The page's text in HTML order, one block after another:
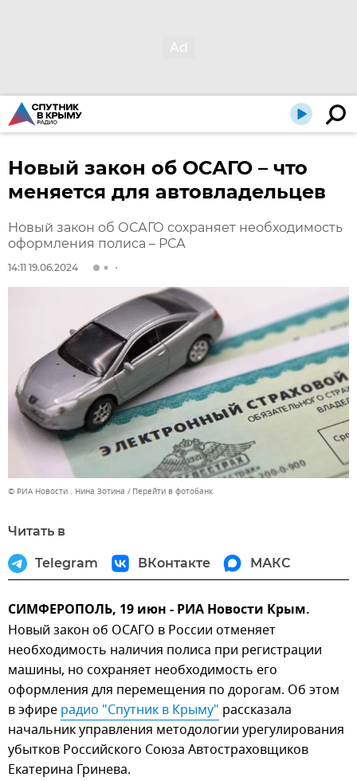
Новый закон об ОСАГО – что
меняется для автовладельцев
Новый закон об ОСАГО сохраняет необходимость
оформления полиса – РСА
14:11 19.06.2024
© РИА Новости . Нина Зотина Перейти в фотобанк
Читать в
Telegram ВКонтакте МАКС
СИМФЕРОПОЛЬ, 19 июн - РИА Новости Крым.
Новый закон об ОСАГО в России отменяет
необходимость наличия полиса при регистрации
машины, но сохраняет необходимость его
оформления для перемещения по дорогам. Об этом
в эфире радио "Спутник в Крыму" рассказала
начальник управления методологии урегулирования
убытков Российского Союза Автостраховщиков
Екатерина Гринева.